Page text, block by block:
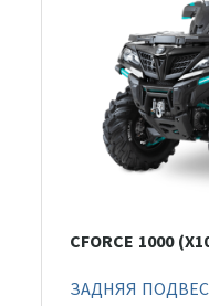
CFORCE 1000
ЗАДНЯЯ